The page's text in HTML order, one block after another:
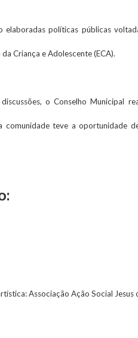
elaboradas políticas públicas
Criança e Adolescente (ECA).
o Conselho Municipal
comunidade teve a oportunidade
Associação Ação Social Jesus